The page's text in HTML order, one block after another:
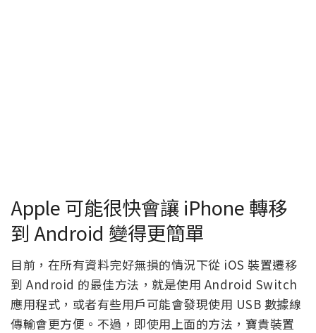
Apple 可能很快會讓 iPhone 轉移
到 Android 變得更簡單
目前，在所有資料完好無損的情況下從 iOS 裝置遷移
到 Android 的最佳方法，就是使用 Android Switch
應用程式，或者有些用戶可能會發現使用 USB 數據線
傳輸會更方便。不過，即使用上面的方法，寶貴裝置